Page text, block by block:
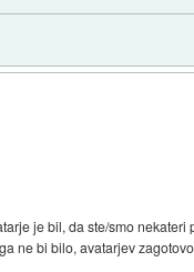
je bil, da ste/smo
ne bi bilo, avatarjev